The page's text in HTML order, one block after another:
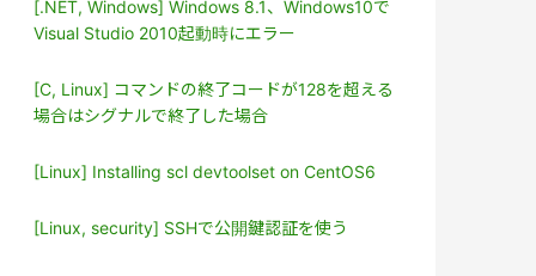
[.NET, Windows] Windows 8.1、Windows10で
Visual Studio 2010起動時にエラー
[C, Linux] コマンドの終了コードが128を超える
場合はシグナルで終了した場合
[Linux] Installing scl devtoolset on CentOS6
[Linux, security] SSHで公開鍵認証を使う